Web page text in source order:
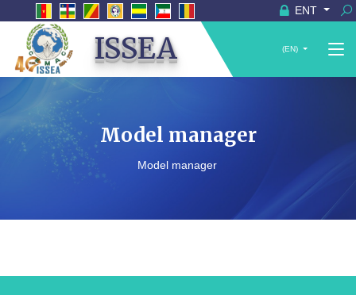
ENT
ISSEA (EN)
Model manager
Model manager